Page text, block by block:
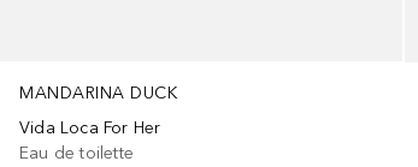
MANDARINA DUCK
Vida Loca For Her
Eau de toilette